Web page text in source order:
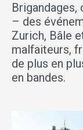
– des
Zurich, Bâle
malfaiteurs,
de plus en
en bandes.